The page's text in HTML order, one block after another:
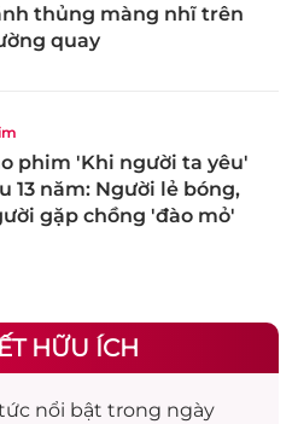
thủng màng nhĩ trên
quay
phim 'Khi người ta yêu'
13 năm: Người lẻ bóng,
gặp chồng 'đào mỏ'
HỮU ÍCH
nổi bật trong ngày